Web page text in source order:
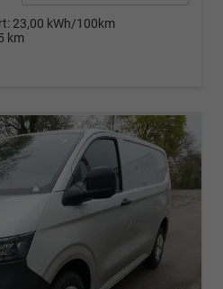
23,00 kWh/100km
km